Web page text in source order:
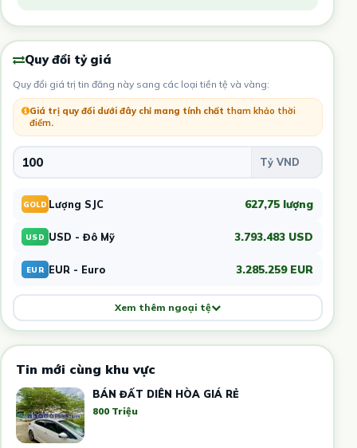
Quy đổi tỷ giá
Quy đổi giá trị tin đăng này sang các loại tiền tệ và vàng:
Giá trị quy đổi dưới đây chỉ mang tính chất tham khảo thời
điểm.
GOLD Lượng SJC 627,75 lượng
USD USD - Đô Mỹ 3.793.483 USD
EUR EUR - Euro 3.285.259 EUR
Xem thêm ngoại tệ
Tin mới cùng khu vực
BÁN ĐẤT DIÊN HÒA GIÁ RẺ
800 Triệu